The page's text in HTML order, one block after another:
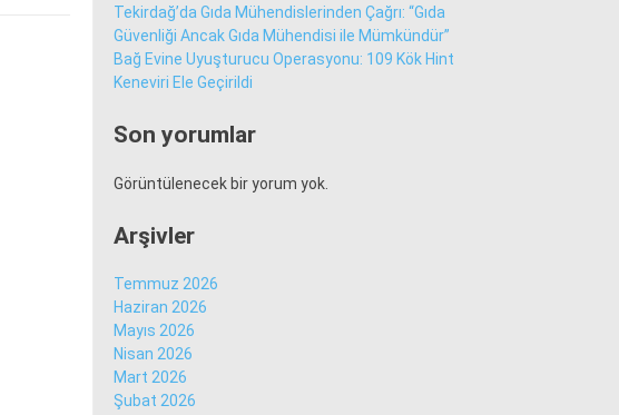
Sür Manşet
Tekirdağ’da Gıda Mühendislerinden Çağrı: “Gıda
Güvenliği Ancak Gıda Mühendisi ile Mümkündür”
Bağ Evine Uyuşturucu Operasyonu: 109 Kök Hint
Keneviri Ele Geçirildi
Son yorumlar
Görüntülenecek bir yorum yok.
Arşivler
Temmuz 2026
Haziran 2026
Mayıs 2026
Nisan 2026
Mart 2026
Şubat 2026